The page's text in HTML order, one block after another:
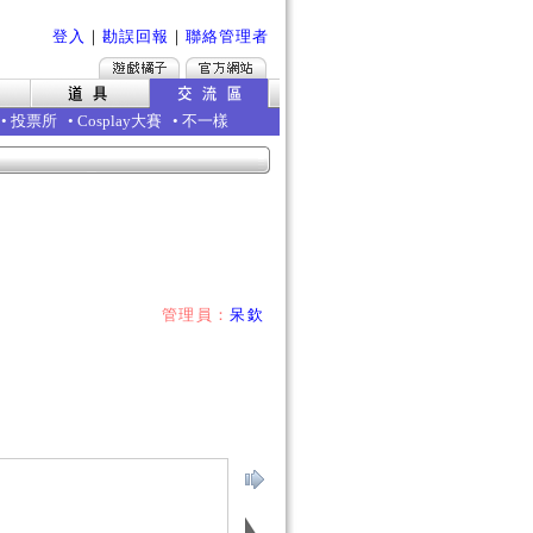
登入 ｜ 勘誤回報 ｜ 聯絡管理者
• 投票所 • Cosplay大賽 • 不一樣
管理員：呆欽